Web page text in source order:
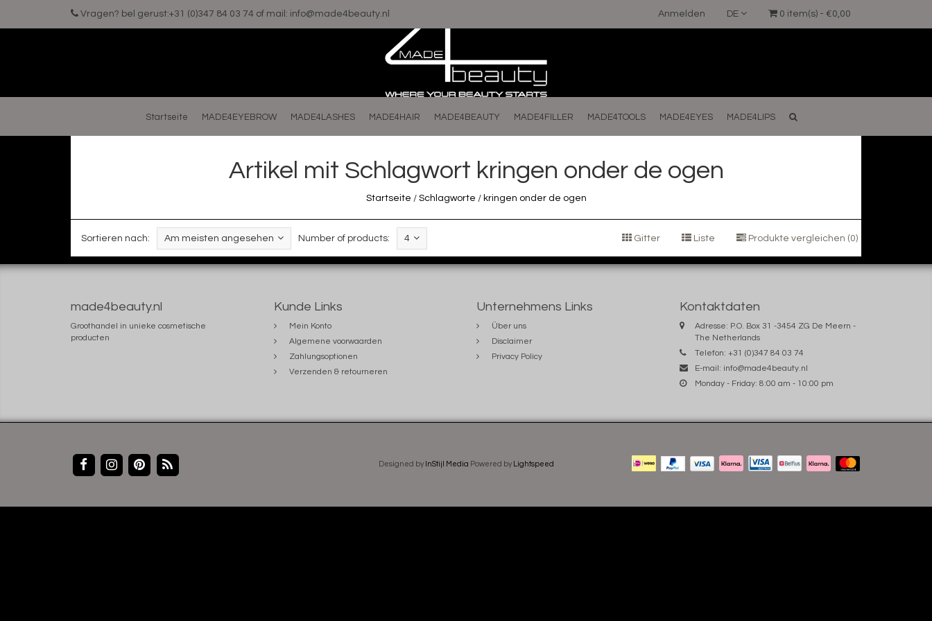
Vragen? bel gerust:+31 (0)347 84 03 74 of mail: info@made4beauty.nl 0 item(s) - €0,00
DE
Anmelden
Startseite MADE4EYEBROW MADE4LASHES MADE4HAIR MADE4BEAUTY MADE4FILLER MADE4TOOLS MADE4EYES MADE4LIPS
Artikel mit Schlagwort kringen onder de ogen
Startseite / Schlagworte / kringen onder de ogen
Sortieren nach: Am meisten angesehen Number of products: 4 Gitter Liste Produkte vergleichen (0)
made4beauty.nl
Groothandel in unieke cosmetische
producten
Kunde Links
Mein Konto
Algemene voorwaarden
Zahlungsoptionen
Verzenden & retourneren
Unternehmens Links
Über uns
Disclaimer
Privacy Policy
Kontaktdaten
Adresse: P.O. Box 31 -3454 ZG De Meern -
The Netherlands
Telefon: +31 (0)347 84 03 74
E-mail: info@made4beauty.nl
Monday - Friday: 8:00 am - 10:00 pm
Designed by InStijl Media Powered by Lightspeed